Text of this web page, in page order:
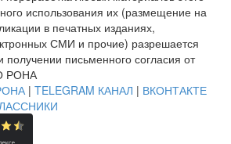
использования их (размещение на
в печатных изданиях,
СМИ и прочие) разрешается
получении письменного согласия от
РОНА
| TELEGRAM КАНАЛ | ВКОНТАКТЕ